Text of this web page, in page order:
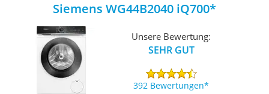
Siemens WG44B2040 iQ700
Unsere Bewertung:
SEHR GUT
392 Bewertungen